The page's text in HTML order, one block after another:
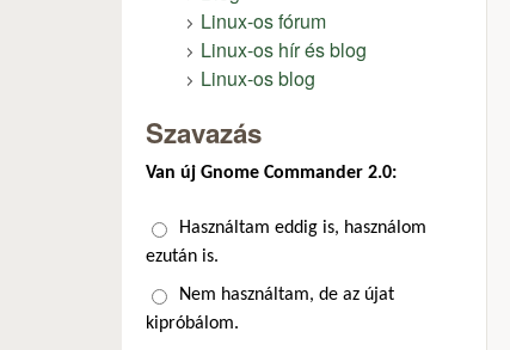
Linux-os fórum
Linux-os hír és blog
Linux-os blog
Szavazás
Van új Gnome Commander 2.0:
Választások
Használtam eddig is, használom
ezután is.
Nem használtam, de az újat
kipróbálom.